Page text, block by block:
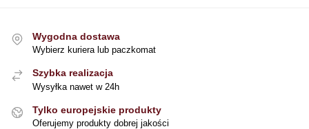
Wygodna dostawa
Wybierz kuriera lub paczkomat
Szybka realizacja
Wysyłka nawet w 24h
Tylko europejskie produkty
Oferujemy produkty dobrej jakości